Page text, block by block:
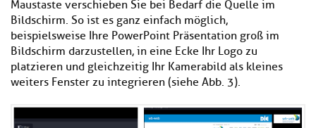
Maustaste verschieben Sie bei Bedarf die Quelle im
Bildschirm. So ist es ganz einfach möglich,
beispielsweise Ihre PowerPoint Präsentation groß im
Bildschirm darzustellen, in eine Ecke Ihr Logo zu
platzieren und gleichzeitig Ihr Kamerabild als kleines
weiters Fenster zu integrieren (siehe Abb. 3).